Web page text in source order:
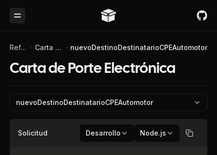
Toggle Menu
Referencia de API Carta de Porte Electrónica nuevoDestinoDestinatarioCPEAutomotor
Carta de Porte Electrónica
nuevoDestinoDestinatarioCPEAutomotor
Solicitud Desarrollo Node.js Copiar